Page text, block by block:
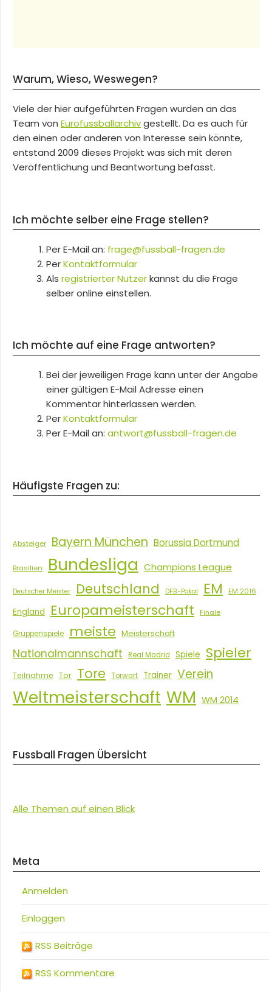
Warum, Wieso, Weswegen?
Viele der hier aufgeführten Fragen wurden an das
Team von Eurofussballarchivgestellt. Da es auch für
den einen oder anderen von Interesse sein könnte,
entstand 2009 dieses Projekt was sich mit deren
Veröffentlichung und Beantwortung befasst.
Ich möchte selber eine Frage stellen?
Per E-Mail an: frage@fussball-fragen.de
PerKontaktformular
Als registrierter Nutzerkannst du die Frage
selber online einstellen.
Ich möchte auf eine Frage antworten?
Bei der jeweiligen Frage kann unter der Angabe
einer gültigen E-Mail Adresse einen
Kommentar hinterlassen werden.
PerKontaktformular
Per E-Mail an: antwort@fussball-fragen.de
Häufigste Fragen zu:
Absteiger Bayern München Borussia Dortmund
Brasilien Bundesliga Champions League
Deutscher Meister Deutschland DFB-Pokal EM EM 2016
England Europameisterschaft Finale
Gruppenspiele meiste Meisterschaft
Nationalmannschaft Real Madrid Spiele Spieler
Teilnahme Tor Tore Torwart Trainer Verein
Weltmeisterschaft WM WM 2014
Fussball Fragen Übersicht
Alle Themen auf einen Blick
Meta
Anmelden
Einloggen
RSS Beiträge
RSS Kommentare